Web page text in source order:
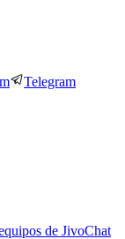
Telegram
de JivoChat